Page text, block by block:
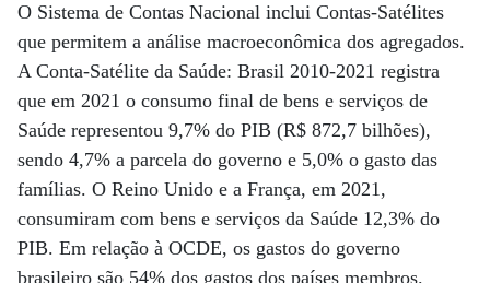
O Sistema de Contas Nacional inclui Contas-Satélites
que permitem a análise macroeconômica dos agregados.
A Conta-Satélite da Saúde: Brasil 2010-2021 registra
que em 2021 o consumo final de bens e serviços de
Saúde representou 9,7% do PIB (R$ 872,7 bilhões),
sendo 4,7% a parcela do governo e 5,0% o gasto das
famílias. O Reino Unido e a França, em 2021,
consumiram com bens e serviços da Saúde 12,3% do
PIB. Em relação à OCDE, os gastos do governo
brasileiro são 54% dos gastos dos países membros.